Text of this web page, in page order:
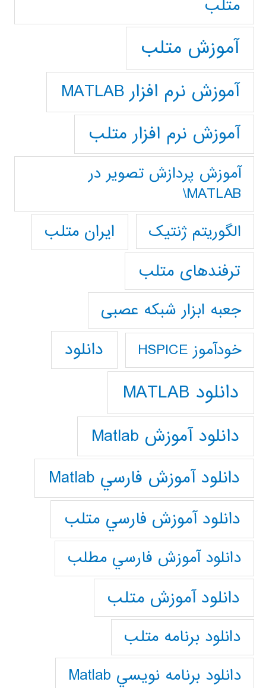
متلب
آموزش متلب
آموزش نرم افزار MATLAB
آموزش نرم افزار متلب
آموزش پردازش تصوير در
MATLAB\
الگوریتم ژنتیک
ایران متلب
ترفندهای متلب
جعبه ابزار شبکه عصبی
خودآموز HSPICE دانلود
دانلود MATLAB
دانلود آموزش Matlab
دانلود آموزش فارسي Matlab
دانلود آموزش فارسي متلب
دانلود آموزش فارسي مطلب
دانلود آموزش متلب
دانلود برنامه متلب
دانلود برنامه نويسي Matlab